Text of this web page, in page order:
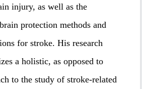
injury, as well as the
protection methods and
for stroke. His research
a holistic, as opposed to
to the study of stroke-related